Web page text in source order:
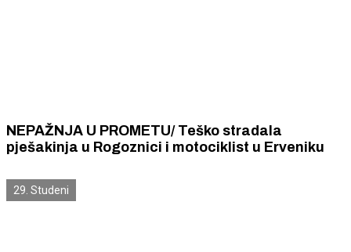
NEPAŽNJA U PROMETU/ Teško stradala
pješakinja u Rogoznici i motociklist u Erveniku
29. Studeni